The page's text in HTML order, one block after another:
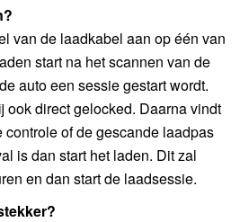
van de laadkabel aan op één van
start na het scannen van de
auto een sessie gestart wordt.
ook direct gelocked. Daarna vindt
of de gescande laadpas
is dan start het laden. Dit zal
en dan start de laadsessie.